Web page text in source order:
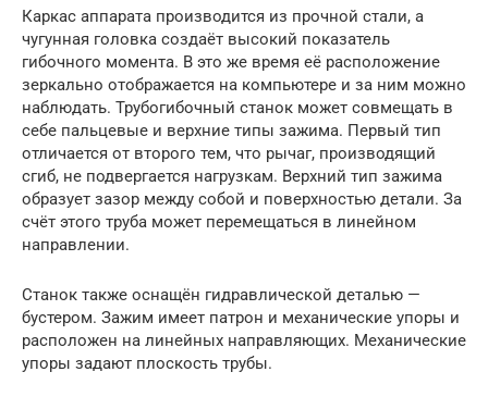
Каркас аппарата производится из прочной стали, а
чугунная головка создаёт высокий показатель
гибочного момента. В это же время её расположение
зеркально отображается на компьютере и за ним можно
наблюдать. Трубогибочный станок может совмещать в
себе пальцевые и верхние типы зажима. Первый тип
отличается от второго тем, что рычаг, производящий
сгиб, не подвергается нагрузкам. Верхний тип зажима
образует зазор между собой и поверхностью детали. За
счёт этого труба может перемещаться в линейном
направлении.
Станок также оснащён гидравлической деталью —
бустером. Зажим имеет патрон и механические упоры и
расположен на линейных направляющих. Механические
упоры задают плоскость трубы.